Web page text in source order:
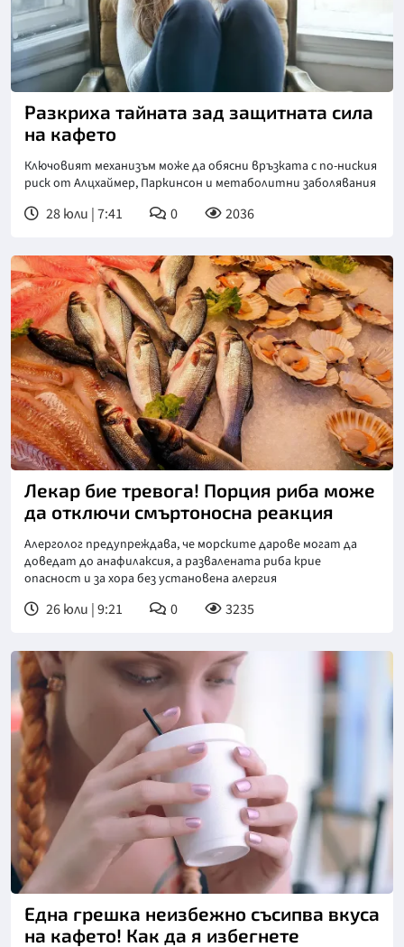
Разкриха тайната зад защитната сила
на кафето
Ключовият механизъм може да обясни връзката с по-ниския
риск от Алцхаймер, Паркинсон и метаболитни заболявания
28 юли | 7:41 0 2036
Лекар бие тревога! Порция риба може
да отключи смъртоносна реакция
Алерголог предупреждава, че морските дарове могат да
доведат до анафилаксия, а развалената риба крие
опасност и за хора без установена алергия
26 юли | 9:21 0 3235
Снимка: Пиксабей
Една грешка неизбежно съсипва вкуса
на кафето! Как да я избегнете